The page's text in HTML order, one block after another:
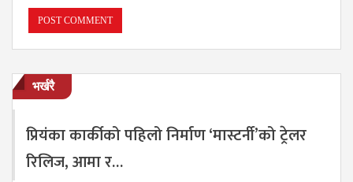
भर्खरै
प्रियंका कार्कीको पहिलो निर्माण ‘मास्टर्नी’को ट्रेलर
रिलिज, आमा र…